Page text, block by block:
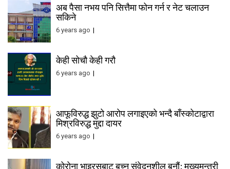
अब पैसा नभय पनि सित्तैमा फोन गर्न र नेट चलाउन
सकिने
6 years ago
केही सोचौ केही गरौ
6 years ago
आफूविरुद्ध झुटो आरोप लगाइएको भन्दै बाँस्कोटाद्वारा
मिश्रविरुद्ध मुद्दा दायर
6 years ago
कोरोना भाइरसबाट बच्न संवेदनशील बनौं: मुख्यमन्त्री